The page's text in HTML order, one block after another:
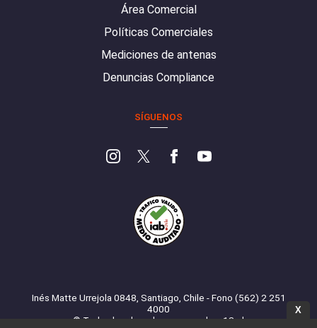
Área Comercial
Políticas Comerciales
Mediciones de antenas
Denuncias Compliance
SÍGUENOS
Inés Matte Urrejola 0848, Santiago, Chile - Fono (562) 2 251
4000
© Todos los derechos reservados. 13.cl
X